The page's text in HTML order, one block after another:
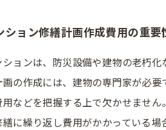
ション修繕計画作成費用の重要
ションは、防災設備や建物の老朽
画の作成には、建物の専門家が必
用などを把握する上で欠かせませ
繕に繰り返し費用がかかっている